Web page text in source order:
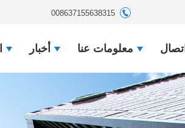
008637155638315
أخبار معلومات عنا اتصال